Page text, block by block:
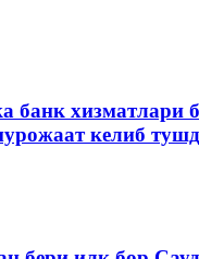
банк хизматлари
келиб